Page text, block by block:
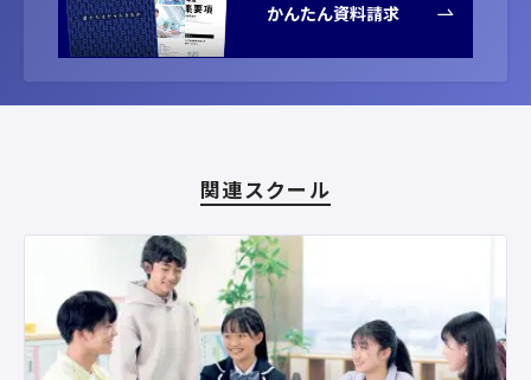
かんたん資料請求
関連スクール